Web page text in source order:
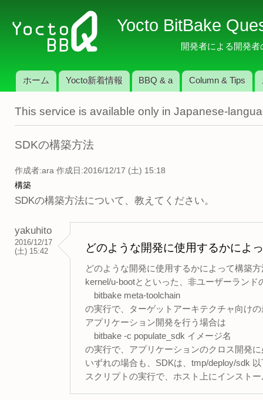
イ
コ
テ
ツ
に
Yocto BitBake
開発者による開発
メインメニュー
ホーム Yocto新着情報 BBQ & a Column & Tips
This service is available only in Japanese-
SDKの構築方法
作成者:ara 作成日:2016/12/17 (土) 15:18
構築
SDKの構築方法について、教えてください。
yakuhito
2016/12/17
(土) 15:42
どのような開発に使用するかによ
どのような開発に使用するかによって構築
kernel/u-bootとといった、非ユーザーラン
bitbake meta-toolchain
の実行で、ターゲットアーキテクチャ向け
アプリケーション開発を行う場合は
bitbake -c populate_sdk イメージ名
の実行で、アプリケーションのクロス開発
いずれの場合も、SDKは、tmp/deploy/sdk
スクリプトの実行で、ホスト上にインスト